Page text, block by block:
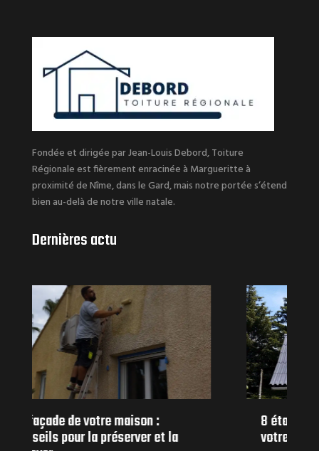
Fondée et dirigée par Jean-Louis Debord, Toiture
Régionale est fièrement enracinée à Margueritte à
proximité de Nîme, dans le Gard, mais notre portée s’étend
bien au-delà de notre ville natale.
Dernières actu
8 étapes pour prendre soin de
votre toiture pour la préserver.